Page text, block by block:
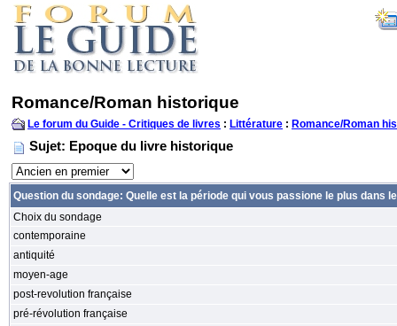
Romance/Roman historique
Le forum du Guide - Critiques de livres : Littérature : Romance/Roman
Sujet: Epoque du livre historique
Question du sondage: Quelle est la période qui vous passione le plus dans
Choix du sondage
contemporaine
antiquité
moyen-age
post-revolution française
pré-révolution française